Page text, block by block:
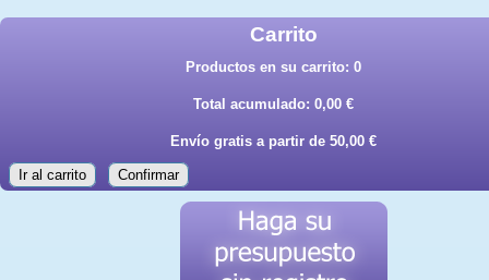
Carrito
Productos en su carrito: 0
Total acumulado: 0,00 €
Envío gratis a partir de 50,00 €
Ir al carrito Confirmar